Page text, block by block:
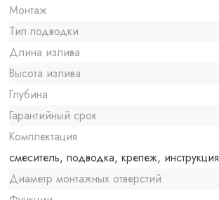
Монтаж
Тип подводки
Длина излива
Высота излива
Глубина
Гарантийный срок
Комплектация
смеситель, подводка, крепеж, инструкция
Диаметр монтажных отверстий